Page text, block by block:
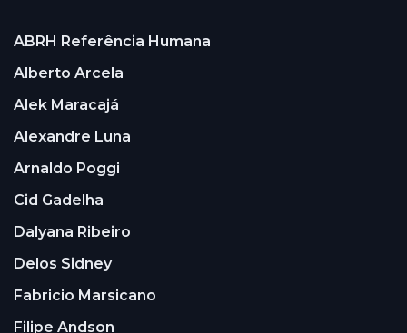
ABRH Referência Humana
Alberto Arcela
Alek Maracajá
Alexandre Luna
Arnaldo Poggi
Cid Gadelha
Dalyana Ribeiro
Delos Sidney
Fabricio Marsicano
Filipe Andson